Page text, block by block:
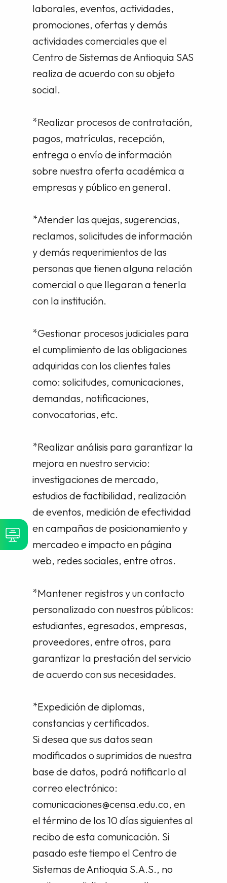
laborales, eventos, actividades,
promociones, ofertas y demás
actividades comerciales que el
Centro de Sistemas de Antioquia SAS
realiza de acuerdo con su objeto
social.
*Realizar procesos de contratación,
pagos, matrículas, recepción,
entrega o envío de información
sobre nuestra oferta académica a
empresas y público en general.
*Atender las quejas, sugerencias,
reclamos, solicitudes de información
y demás requerimientos de las
personas que tienen alguna relación
comercial o que llegaran a tenerla
con la institución.
*Gestionar procesos judiciales para
el cumplimiento de las obligaciones
adquiridas con los clientes tales
como: solicitudes, comunicaciones,
demandas, notificaciones,
convocatorias, etc.
*Realizar análisis para garantizar la
mejora en nuestro servicio:
investigaciones de mercado,
estudios de factibilidad, realización
de eventos, medición de efectividad
en campañas de posicionamiento y
mercadeo e impacto en página
web, redes sociales, entre otros.
*Mantener registros y un contacto
personalizado con nuestros públicos:
estudiantes, egresados, empresas,
proveedores, entre otros, para
garantizar la prestación del servicio
de acuerdo con sus necesidades.
*Expedición de diplomas,
constancias y certificados.
Si desea que sus datos sean
modificados o suprimidos de nuestra
base de datos, podrá notificarlo al
correo electrónico:
comunicaciones@censa.edu.co, en
el término de los 10 días siguientes al
recibo de esta comunicación. Si
pasado este tiempo el Centro de
Sistemas de Antioquia S.A.S., no